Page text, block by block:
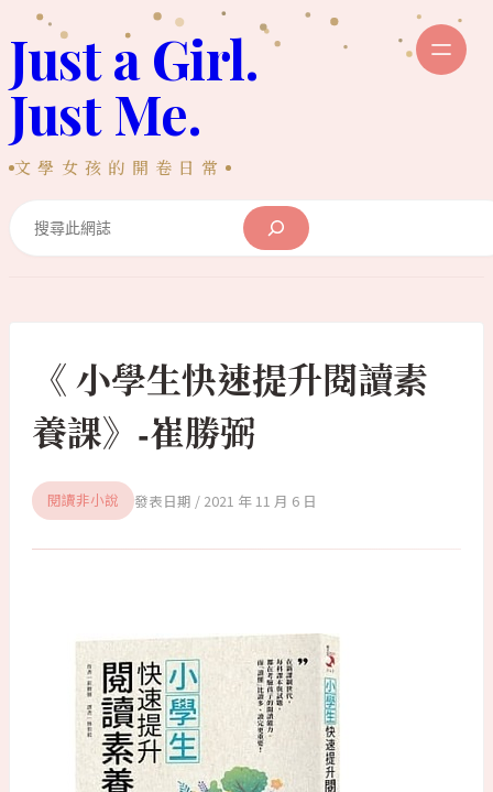
至
主
內
容
Just a Girl.
Just Me.
文學女孩的開卷日常
《 小學生快速提升閱讀素
養課》-崔勝弼
閱讀非小說 2021 年 11 月 6 日